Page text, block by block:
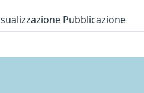
Pubblicazione